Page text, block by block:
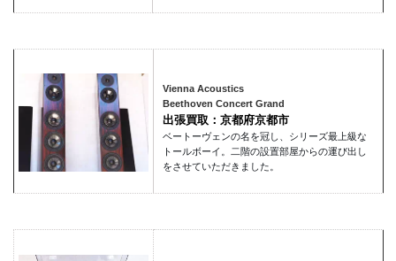
Vienna Acoustics
Beethoven Concert Grand
出張買取：京都府京都市
ベートーヴェンの名を冠し、シリーズ最上級な
トールボーイ。二階の設置部屋からの運び出し
をさせていただきました。